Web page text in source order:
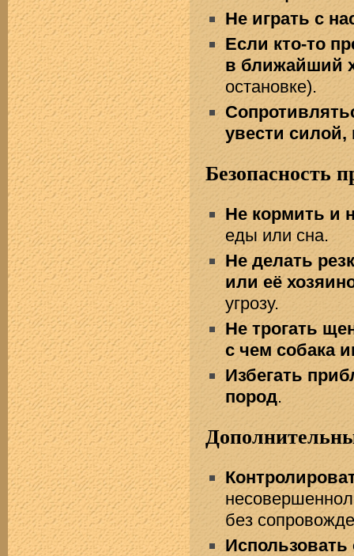
Не играть с
Если кто-то
в ближайший
остановке).
увести силой,
Безопасность
Не кормить и
еды или сна.
Не делать
или её
угрозу.
Не трогать
с чем собака
Избегать
пород.
без